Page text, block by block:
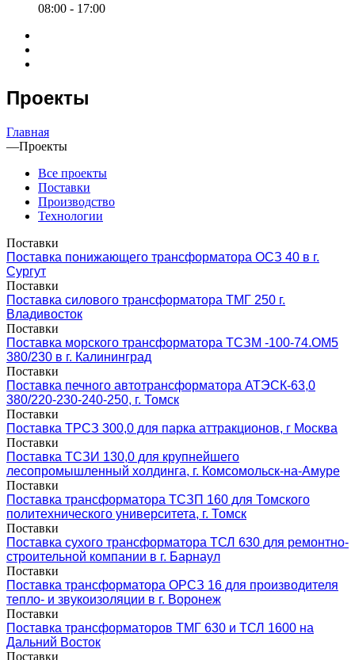
08:00 - 17:00
Проекты
Главная
—Проекты
Все проекты
Поставки
Производство
Технологии
Поставки
Поставка понижающего трансформатора ОСЗ 40 в г.
Сургут
Поставки
Поставка силового трансформатора ТМГ 250 г.
Владивосток
Поставки
Поставка морского трансформатора ТСЗМ -100-74.ОМ5
380/230 в г. Калининград
Поставки
Поставка печного автотрансформатора АТЭСК-63,0
380/220-230-240-250, г. Томск
Поставки
Поставка ТРСЗ 300,0 для парка аттракционов, г Москва
Поставки
Поставка ТСЗИ 130,0 для крупнейшего
лесопромышленный холдинга, г. Комсомольск-на-Амуре
Поставки
Поставка трансформатора ТСЗП 160 для Томского
политехнического университета, г. Томск
Поставки
Поставка сухого трансформатора ТСЛ 630 для ремонтно-
строительной компании в г. Барнаул
Поставки
Поставка трансформатора ОРСЗ 16 для производителя
тепло- и звукоизоляции в г. Воронеж
Поставки
Поставка трансформаторов ТМГ 630 и ТСЛ 1600 на
Дальний Восток
Поставки